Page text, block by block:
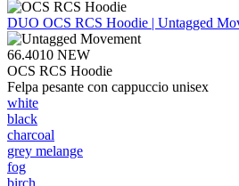
DUO OCS RCS Hoodie | Untagged
66.4010 NEW
OCS RCS Hoodie
Felpa pesante con cappuccio unisex
white
black
charcoal
grey melange
fog